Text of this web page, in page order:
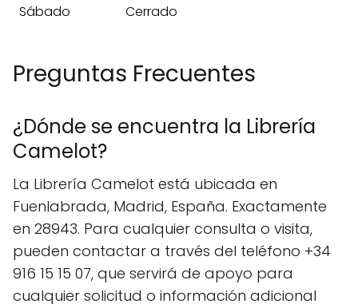
Sábado Cerrado
Preguntas Frecuentes
¿Dónde se encuentra la Librería
Camelot?
La Librería Camelot está ubicada en
Fuenlabrada, Madrid, España. Exactamente
en 28943. Para cualquier consulta o visita,
pueden contactar a través del teléfono +34
916 15 15 07, que servirá de apoyo para
cualquier solicitud o información adicional